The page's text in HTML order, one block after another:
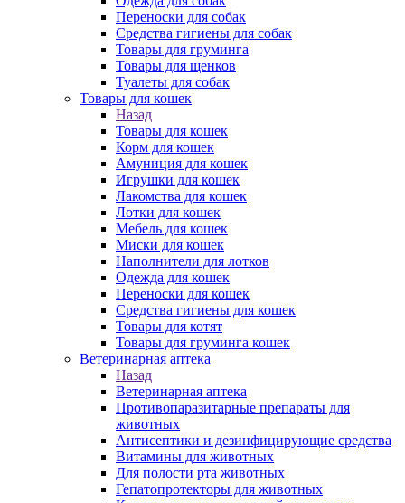
Переноски для собак
Средства гигиены для собак
Товары для груминга
Товары для щенков
Туалеты для собак
Товары для кошек
Назад
Товары для кошек
Корм для кошек
Амуниция для кошек
Игрушки для кошек
Лакомства для кошек
Лотки для кошек
Мебель для кошек
Миски для кошек
Наполнители для лотков
Одежда для кошек
Переноски для кошек
Средства гигиены для кошек
Товары для котят
Товары для груминга кошек
Ветеринарная аптека
Назад
Ветеринарная аптека
Противопаразитарные препараты для
животных
Антисептики и дезинфицирующие средства
Витамины для животных
Для полости рта животных
Гепатопротекторы для животных